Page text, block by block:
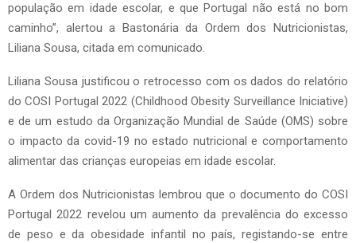
população em idade escolar, e que Portugal não está no bom
caminho”, alertou a Bastonária da Ordem dos Nutricionistas,
Liliana Sousa, citada em comunicado.
Liliana Sousa justificou o retrocesso com os dados do relatório
do COSI Portugal 2022 (Childhood Obesity Surveillance Iniciative)
e de um estudo da Organização Mundial de Saúde (OMS) sobre
o impacto da covid-19 no estado nutricional e comportamento
alimentar das crianças europeias em idade escolar.
A Ordem dos Nutricionistas lembrou que o documento do COSI
Portugal 2022 revelou um aumento da prevalência do excesso
de peso e da obesidade infantil no país, registando-se entre